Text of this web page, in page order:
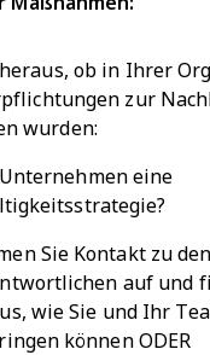
heraus, ob in Ihrer
zur
wurden:
eine
Sie Kontakt zu den
auf und
wie Sie und Ihr
können ODER